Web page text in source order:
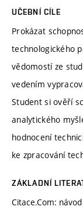
UČEBNÍ CÍLE
Prokázat
technologického
vědomostí ze
vedením
Student si ověří
analytického
hodnocení
ke zpracování
ZÁKLADNÍ
Citace.Com: